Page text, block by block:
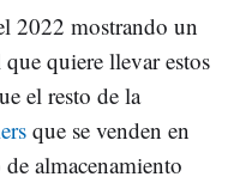
2022 mostrando un
quiere llevar estos
el resto de la
que se venden en
almacenamiento